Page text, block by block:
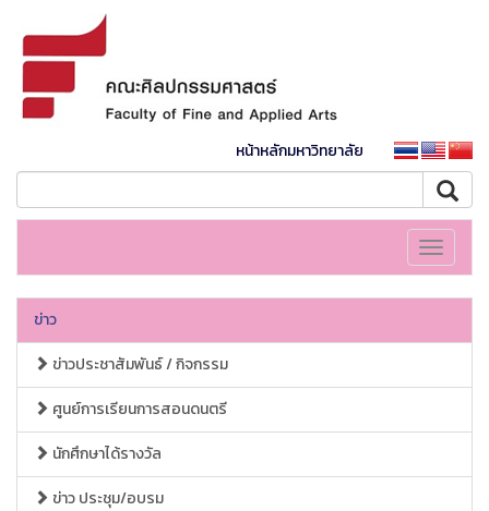
หน้าหลักมหาวิทยาลัย
Toggle
ข่าว
ข่าวประชาสัมพันธ์ / กิจกรรม
ศูนย์การเรียนการสอนดนตรี
นักศึกษาได้รางวัล
ข่าว ประชุม/อบรม